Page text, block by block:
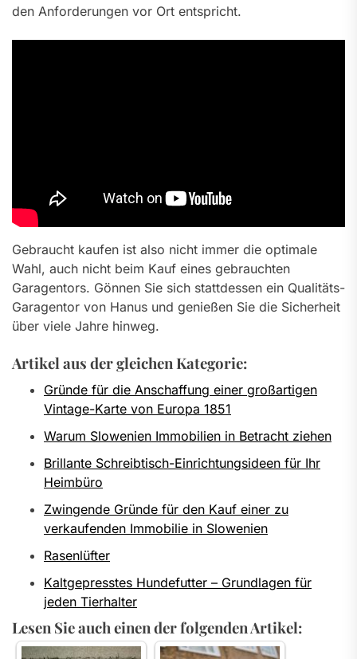
den Anforderungen vor Ort entspricht.
Gebraucht kaufen ist also nicht immer die optimale
Wahl, auch nicht beim Kauf eines gebrauchten
Garagentors. Gönnen Sie sich stattdessen ein Qualitäts-
Garagentor von Hanus und genießen Sie die Sicherheit
über viele Jahre hinweg.
Artikel aus der gleichen Kategorie:
Gründe für die Anschaffung einer großartigen
Vintage-Karte von Europa 1851
Warum Slowenien Immobilien in Betracht ziehen
Brillante Schreibtisch-Einrichtungsideen für Ihr
Heimbüro
Zwingende Gründe für den Kauf einer zu
verkaufenden Immobilie in Slowenien
Rasenlüfter
Kaltgepresstes Hundefutter – Grundlagen für
jeden Tierhalter
Lesen Sie auch einen der folgenden Artikel: